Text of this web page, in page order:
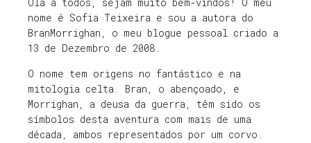
nome é Sofia Teixeira e sou a autora do
BranMorrighan, o meu blogue pessoal criado a
13 de Dezembro de 2008.
O nome tem origens no fantástico e na
mitologia celta. Bran, o abençoado, e
Morrighan, a deusa da guerra, têm sido os
símbolos desta aventura com mais de uma
década, ambos representados por um corvo.